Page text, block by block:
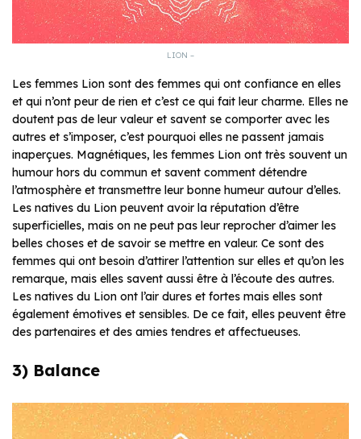
LION –
Les femmes Lion sont des femmes qui ont confiance en elles
et qui n’ont peur de rien et c’est ce qui fait leur charme. Elles ne
doutent pas de leur valeur et savent se comporter avec les
autres et s’imposer, c’est pourquoi elles ne passent jamais
inaperçues. Magnétiques, les femmes Lion ont très souvent un
humour hors du commun et savent comment détendre
l’atmosphère et transmettre leur bonne humeur autour d’elles.
Les natives du Lion peuvent avoir la réputation d’être
superficielles, mais on ne peut pas leur reprocher d’aimer les
belles choses et de savoir se mettre en valeur. Ce sont des
femmes qui ont besoin d’attirer l’attention sur elles et qu’on les
remarque, mais elles savent aussi être à l’écoute des autres.
Les natives du Lion ont l’air dures et fortes mais elles sont
également émotives et sensibles. De ce fait, elles peuvent être
des partenaires et des amies tendres et affectueuses.
3) Balance